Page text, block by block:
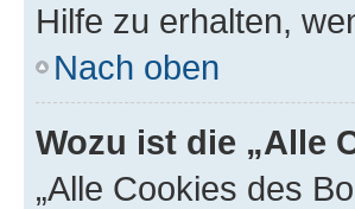
Hilfe zu erhalten,
Nach oben
Wozu ist die „Alle
„Alle Cookies des